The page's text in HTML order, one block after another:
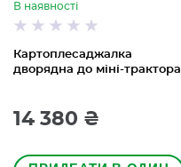
Картоплесаджалка
дворядна до міні-трактора
В наявності
14 380 ₴